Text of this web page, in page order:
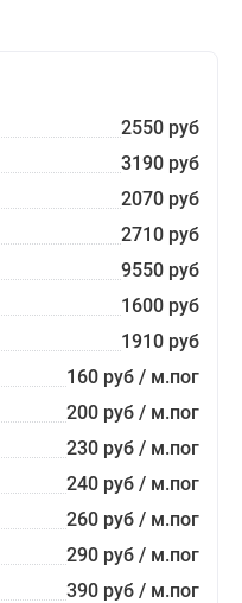
2550 руб
3190 руб
2070 руб
2710 руб
9550 руб
1600 руб
1910 руб
160 руб / м.пог
200 руб / м.пог
230 руб / м.пог
240 руб / м.пог
260 руб / м.пог
290 руб / м.пог
390 руб / м.пог